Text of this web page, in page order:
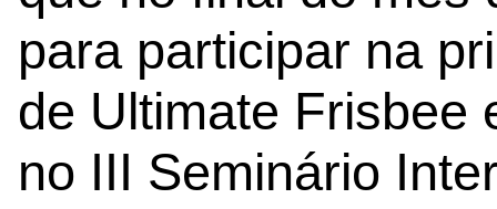
para participar na
de Ultimate Frisbee
no III Seminário